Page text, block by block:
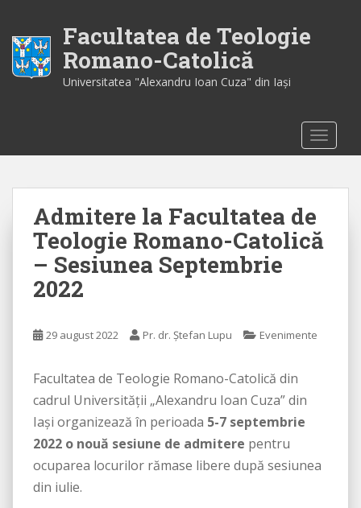
i
Facultatea de Teologie
Romano-Catolică
Universitatea "Alexandru Ioan Cuza" din Iaşi
Admitere la Facultatea de
Teologie Romano-Catolică
– Sesiunea Septembrie
2022
29 august 2022 Pr. dr. Ștefan Lupu Evenimente
Facultatea de Teologie Romano-Catolică din
cadrul Universității „Alexandru Ioan Cuza” din
Iași organizează în perioada 5-7 septembrie
2022 o nouă sesiune de admitere pentru
ocuparea locurilor rămase libere după sesiunea
din iulie.